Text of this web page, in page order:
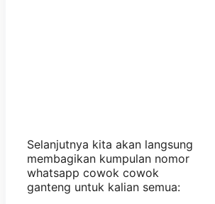
Selanjutnya kita akan langsung
membagikan kumpulan nomor
whatsapp cowok cowok
ganteng untuk kalian semua: